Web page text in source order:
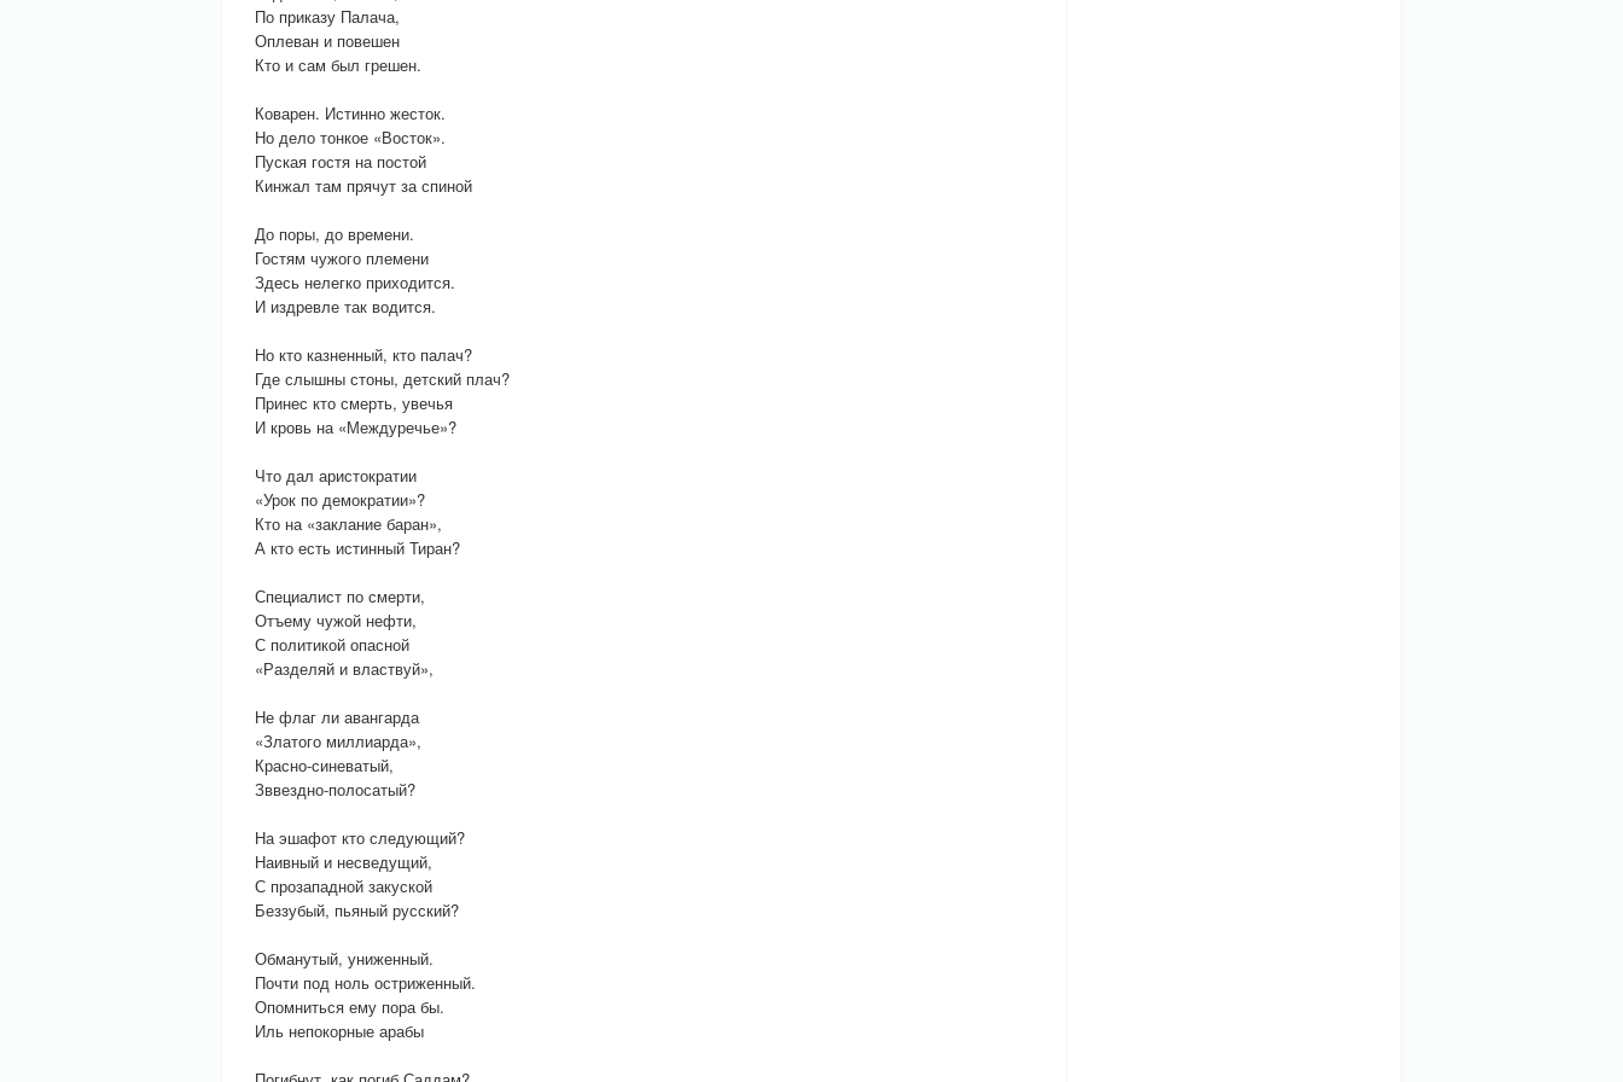
По приказу Палача,
Оплеван и повешен
Кто и сам был грешен.
Коварен. Истинно жесток.
Но дело тонкое «Восток».
Пуская гостя на постой
Кинжал там прячут за спиной
До поры, до времени.
Гостям чужого племени
Здесь нелегко приходится.
И издревле так водится.
Но кто казненный, кто палач?
Где слышны стоны, детский плач?
Принес кто смерть, увечья
И кровь на «Междуречье»?
Что дал аристократии
«Урок по демократии»?
Кто на «заклание баран»,
А кто есть истинный Тиран?
Специалист по смерти,
Отъему чужой нефти,
С политикой опасной
«Разделяй и властвуй»,
Не флаг ли авангарда
«Златого миллиарда»,
Красно-синеватый,
Зввездно-полосатый?
На эшафот кто следующий?
Наивный и несведущий,
С прозападной закуской
Беззубый, пьяный русский?
Обманутый, униженный.
Почти под ноль остриженный.
Опомниться ему пора бы.
Иль непокорные арабы